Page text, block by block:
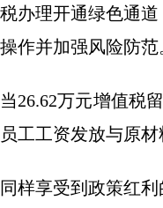
税办理开通绿色通
操作并加强风险防范
当26.62万元增值税
员工工资发放与原
同样享受到政策红